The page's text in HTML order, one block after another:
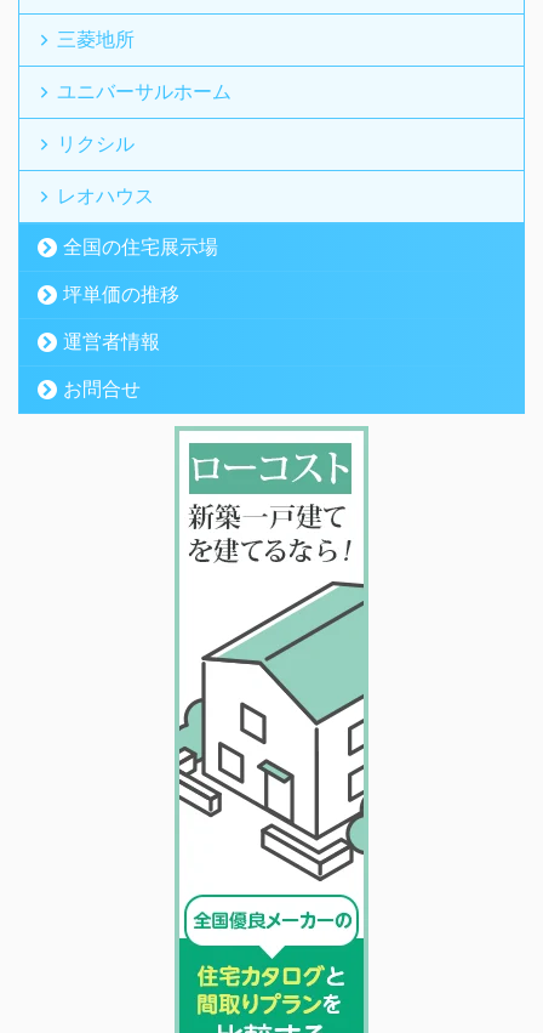
三菱地所
ユニバーサルホーム
リクシル
レオハウス
全国の住宅展示場
坪単価の推移
運営者情報
お問合せ